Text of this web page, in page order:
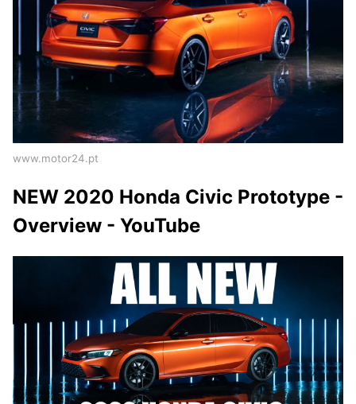
www.motor24.pt
NEW 2020 Honda Civic Prototype -
Overview - YouTube